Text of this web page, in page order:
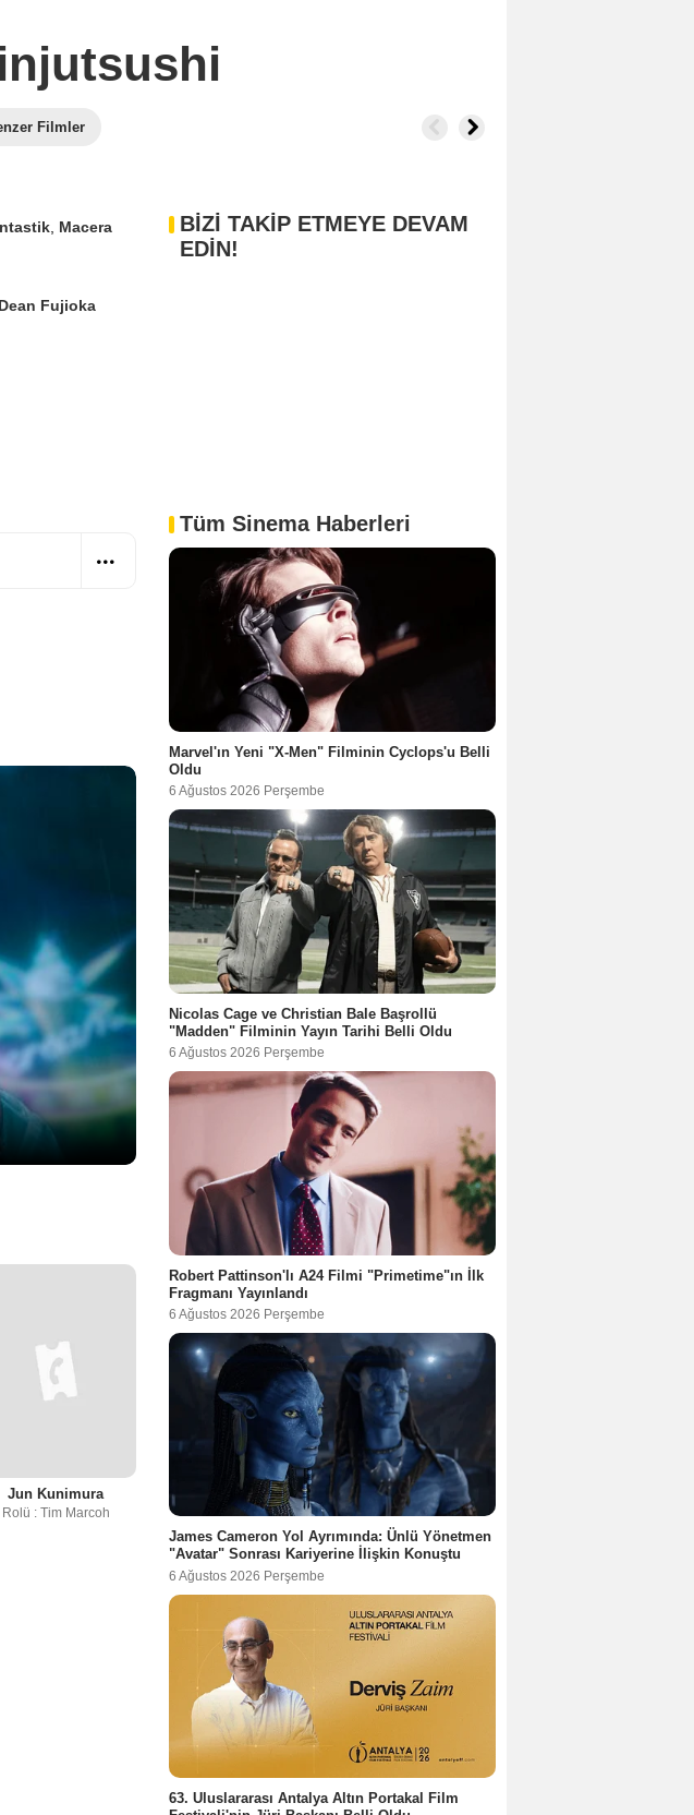
Filmler
Macera
Dean Fujioka
Jun Kunimura
Rolü : Tim Marcoh
BİZİ TAKİP ETMEYE DEVAM
EDİN!
Tüm Sinema Haberleri
Marvel'ın Yeni "X-Men" Filminin Cyclops'u Belli
Oldu
6 Ağustos 2026 Perşembe
Nicolas Cage ve Christian Bale Başrollü
"Madden" Filminin Yayın Tarihi Belli Oldu
6 Ağustos 2026 Perşembe
Robert Pattinson'lı A24 Filmi "Primetime"ın İlk
Fragmanı Yayınlandı
6 Ağustos 2026 Perşembe
James Cameron Yol Ayrımında: Ünlü Yönetmen
"Avatar" Sonrası Kariyerine İlişkin Konuştu
6 Ağustos 2026 Perşembe
63. Uluslararası Antalya Altın Portakal Film